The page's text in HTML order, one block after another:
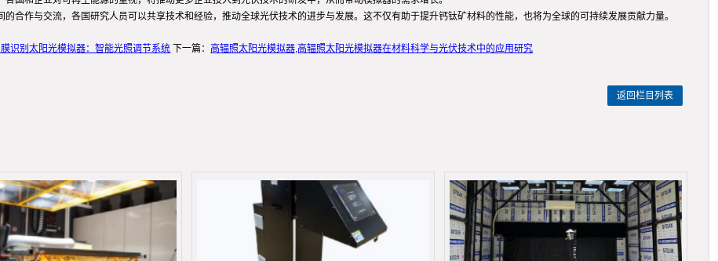
合作与交流，各国研究人员可以共享技术和经验，推动全球光伏技术的进步与发展。这不仅有助于提升钙钛矿材料的性能，也将为全球的可持续发展贡献力量。
识别太阳光模拟器：智能光照调节系统 下一篇： 高辐照太阳光模拟器,高辐照太阳光模拟器在材料科学与光伏技术中的应用研究
返回栏目列表